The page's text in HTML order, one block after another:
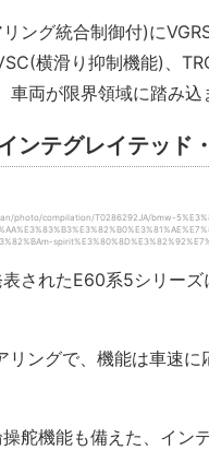
ング統合制御付)に
横滑り抑制機能)、
両が限界領域に踏み込
ンテグレイテッド
photo/compilation/T0286292JA/bmw-
されたE60系5シリー
リングで、機能は車速
舵機能も備えた、イン